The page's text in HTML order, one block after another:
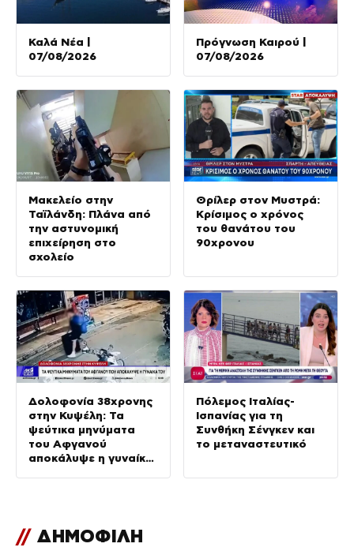
Καλά Νέα |
07/08/2026
Πρόγνωση Καιρού |
07/08/2026
Μακελείο στην
Ταϊλάνδη: Πλάνα από
την αστυνομική
επιχείρηση στο
σχολείο
Θρίλερ στον Μυστρά:
Κρίσιμος ο χρόνος
του θανάτου του
90χρονου
Δολοφονία 38χρονης
στην Κυψέλη: Τα
ψεύτικα μηνύματα
του Αφγανού
αποκάλυψε η γυναίκα
Πόλεμος Ιταλίας-
Ισπανίας για τη
Συνθήκη Σένγκεν και
το μεταναστευτικό
// ΔΗΜΟΦΙΛΗ